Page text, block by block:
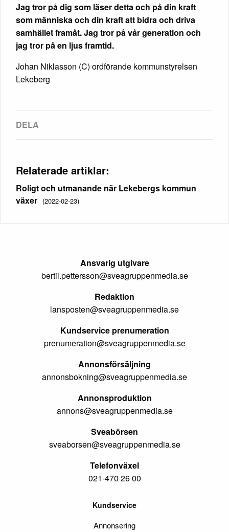
Jag tror på dig som läser detta och på din kraft
som människa och din kraft att bidra och driva
samhället framåt. Jag tror på vår generation och
jag tror på en ljus framtid.
Johan Niklasson (C) ordförande kommunstyrelsen
Lekeberg
Relaterade artiklar:
Roligt och utmanande när Lekebergs kommun
växer (2022-02-23)
Ansvarig utgivare
bertil.pettersson@sveagruppenmedia.se
Redaktion
lansposten@sveagruppenmedia.se
Kundservice prenumeration
prenumeration@sveagruppenmedia.se
Annonsförsäljning
annonsbokning@sveagruppenmedia.se
Annonsproduktion
annons@sveagruppenmedia.se
Sveabörsen
sveaborsen@sveagruppenmedia.se
Telefonväxel
021-470 26 00
Kundservice
Annonsering